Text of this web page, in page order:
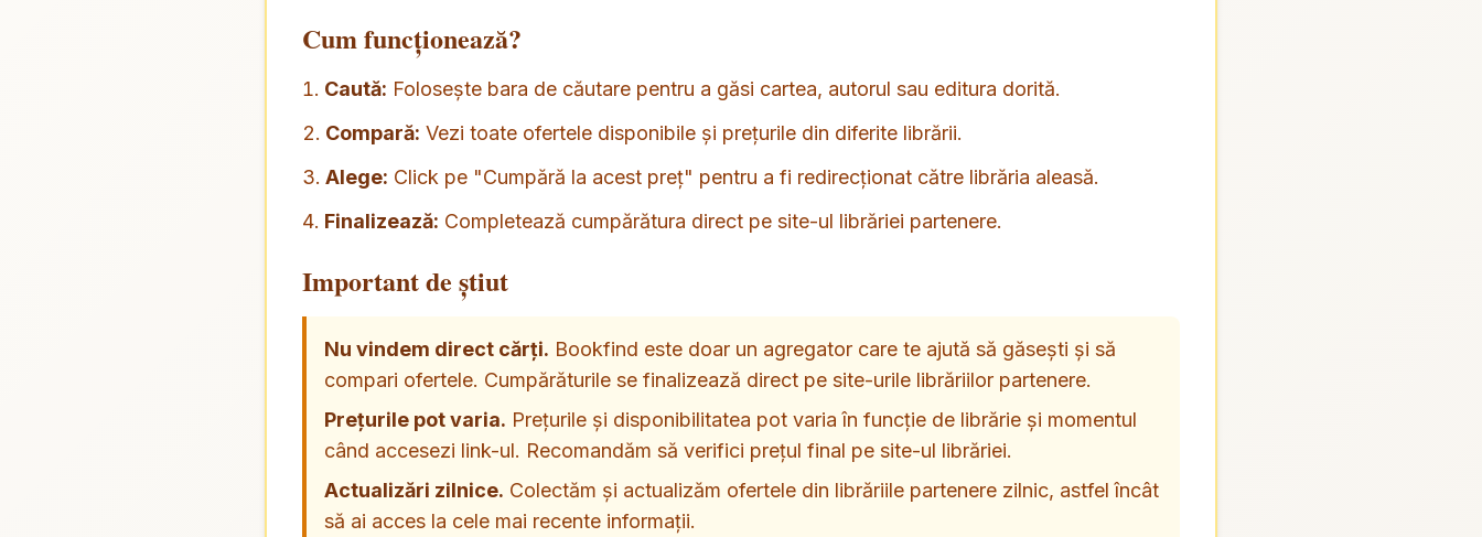
Cum funcționează?
Caută: Folosește bara de căutare pentru a găsi cartea, autorul sau editura dorită.
Compară: Vezi toate ofertele disponibile și prețurile din diferite librării.
Alege: Click pe "Cumpără la acest preț" pentru a fi redirecționat către librăria aleasă.
Finalizează: Completează cumpărătura direct pe site-ul librăriei partenere.
Important de știut
Nu vindem direct cărți. Bookfind este doar un agregator care te ajută să găsești și să
compari ofertele. Cumpărăturile se finalizează direct pe site-urile librăriilor partenere.
Prețurile pot varia. Prețurile și disponibilitatea pot varia în funcție de librărie și momentul
când accesezi link-ul. Recomandăm să verifici prețul final pe site-ul librăriei.
Actualizări zilnice. Colectăm și actualizăm ofertele din librăriile partenere zilnic, astfel încât
să ai acces la cele mai recente informații.